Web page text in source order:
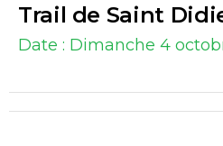
Trail de Saint
Date : Dimanche 4